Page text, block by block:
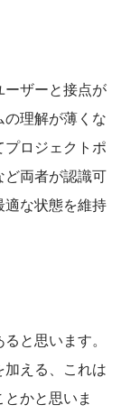
ザーと接点が
理解が薄くな
ロジェクトポ
ど両者が認識可
な状態を維持
と思います。
える、これは
かと思いま